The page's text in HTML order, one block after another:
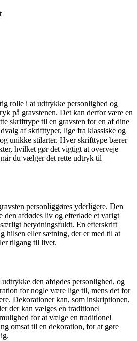
rolle i at udtrykke personlighed og
på gravstenen. Det kan derfor være en
skrifttype til en gravsten for en af dine
af skrifttyper, lige fra klassiske og
unikke stilarter. Hver skrifttype bærer
hvilket gør det vigtigt at overveje
du vælger det rette udtryk til
personliggøres yderligere. Den
den afdødes liv og efterlade et varigt
betydningsfuldt. En efterskrift
hilsen eller sætning, der er med til at
tilgang til livet.
den afdødes personlighed, og
for nogle være lige til, mens det for
Dekorationer kan, som inskriptionen,
der kan vælges en traditionel
for at vælge en traditionel
omsat til en dekoration, for at gøre